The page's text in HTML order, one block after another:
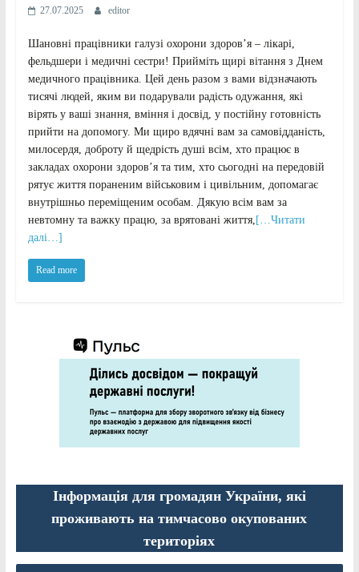
27.07.2025 editor
Шановні працівники галузі охорони здоров’я – лікарі,
фельдшери і медичні сестри! Прийміть щирі вітання з Днем
медичного працівника. Цей день разом з вами відзначають
тисячі людей, яким ви подарували радість одужання, які
вірять у ваші знання, вміння і досвід, у постійну готовність
прийти на допомогу. Ми щиро вдячні вам за самовідданість,
милосердя, доброту й щедрість душі всім, хто працює в
закладах охорони здоров’я та тим, хто сьогодні на передовій
рятує життя пораненим військовим і цивільним, допомагає
внутрішньо переміщеним особам. Дякую всім вам за
невтомну та важку працю, за врятовані життя, […Читати
далі…]
Read more
Інформація для громадян України, які
проживають на тимчасово окупованих
територіях